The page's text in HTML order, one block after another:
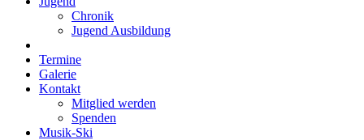
Chronik
Jugend Ausbildung
Termine
Galerie
Kontakt
Mitglied werden
Spenden
Musik-Ski